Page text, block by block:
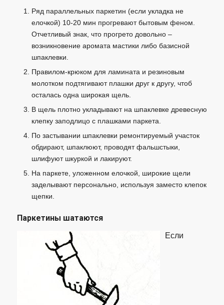
Ряд параллельных паркетин (если укладка не
елочкой) 10-20 мин прогревают бытовым феном.
Отчетливый знак, что прогрето довольно –
возникновение аромата мастики либо базисной
шпаклевки.
Правилом-крюком для ламината и резиновым
молотком подтягивают плашки друг к другу, чтоб
осталась одна широкая щель.
В щель плотно укладывают на шпаклевке древесную
клепку заподлицо с плашками паркета.
По застывании шпаклевки ремонтируемый участок
обдирают, шпаклюют, проводят фальшстыки,
шлифуют шкуркой и лакируют.
На паркете, уложенном елочкой, широкие щели
заделывают персонально, используя заместо клепок
щепки.
Паркетины шатаются
Если